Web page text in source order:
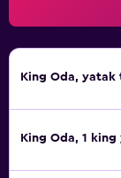
King Oda,
King Oda, 1